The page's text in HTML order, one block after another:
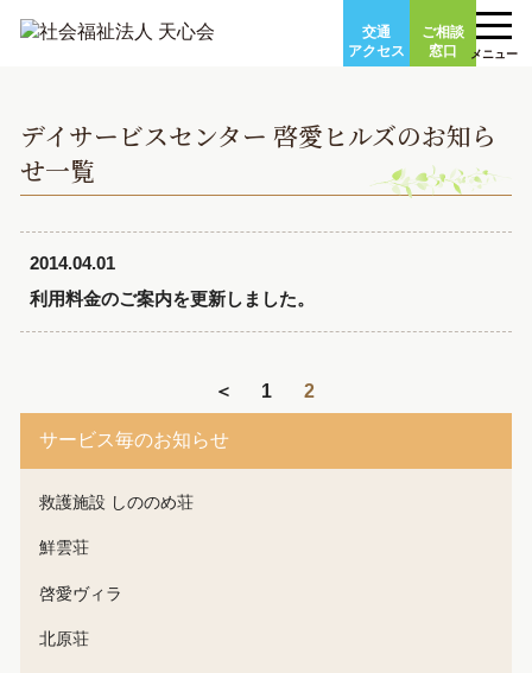
交通
アクセス
ご相談
窓口
メニュー
デイサービスセンター 啓愛ヒルズのお知ら
せ一覧
2014.04.01
利用料金のご案内を更新しました。
＜ 1 2
サービス毎のお知らせ
救護施設 しののめ荘
鮮雲荘
啓愛ヴィラ
北原荘